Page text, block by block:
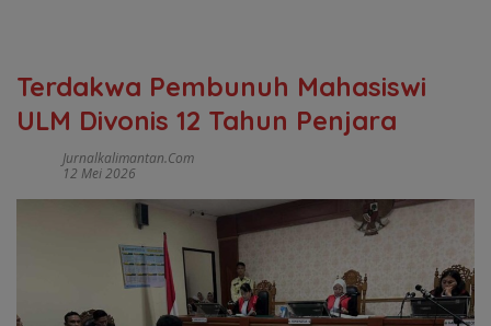
Terdakwa Pembunuh Mahasiswi
ULM Divonis 12 Tahun Penjara
Jurnalkalimantan.com
12 Mei 2026